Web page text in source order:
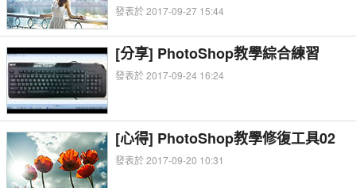
發表於 2017-09-27 15:44
[分享] PhotoShop教學綜合練習
發表於 2017-09-24 16:24
[心得] PhotoShop教學修復工具02
發表於 2017-09-20 10:31